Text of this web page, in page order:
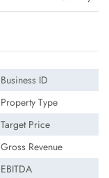
Business ID:
Property Type:
Target Price:
Gross Revenue:
EBITDA: